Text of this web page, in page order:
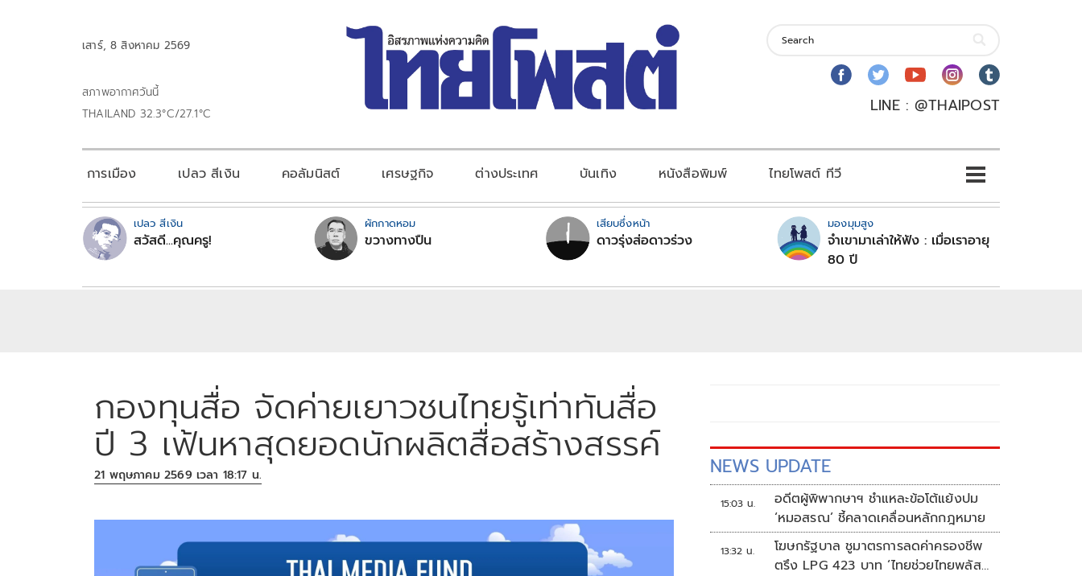
เสาร์, 8 สิงหาคม 2569
สภาพอากาศวันนี้
THAILAND 32.3°C/27.1°C
LINE : @THAIPOST
การเมือง เปลว สีเงิน คอลัมนิสต์ เศรษฐกิจ ต่างประเทศ บันเทิง หนังสือพิมพ์ ไทยโพสต์ ทีวี
เปลว สีเงิน
สวัสดี...คุณครู!
ผักกาดหอม
ขวางทางปืน
เสียบซึ่งหน้า
ดาวรุ่งส่อดาวร่วง
มองมุมสูง
จำเขามาเล่าให้ฟัง : เมื่อเราอายุ
80 ปี
กองทุนสื่อ จัดค่ายเยาวชนไทยรู้เท่าทันสื่อ
ปี 3 เฟ้นหาสุดยอดนักผลิตสื่อสร้างสรรค์
21 พฤษภาคม 2569 เวลา 18:17 น. NEWS UPDATE
15:03 น.
อดีตผู้พิพากษาฯ ชำแหละข้อโต้แย้งปม
‘หมอสรณ’ ชี้คลาดเคลื่อนหลักกฎหมาย
13:32 น.
โฆษกรัฐบาล ชูมาตรการลดค่าครองชีพ
ตรึง LPG 423 บาท ‘ไทยช่วยไทยพลัส’